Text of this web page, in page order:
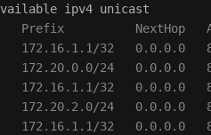
Prefix          NextHop
172.16.1.1/32   0.0.0.0
172.20.0.0/24   0.0.0.0
172.16.1.1/32
172.20.2.0/24   0.0.0.0
172.16.1.1/32